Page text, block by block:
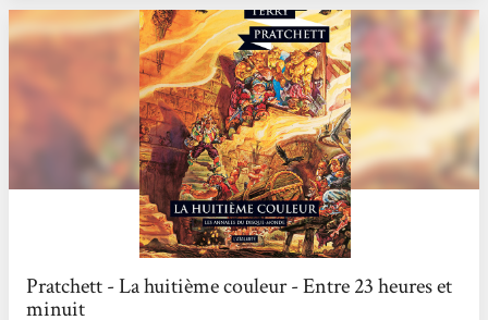
Pratchett - La huitième couleur - Entre 23 heures et
minuit